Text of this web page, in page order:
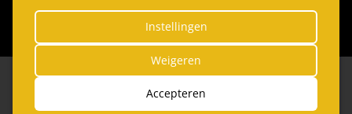
E-mail:info@partygarant.nl
© 2026 Partygarant|Website byThe Dare Company*
Privacy Statement
Leveringsvoorwaarden
Instellingen
Weigeren
Accepteren